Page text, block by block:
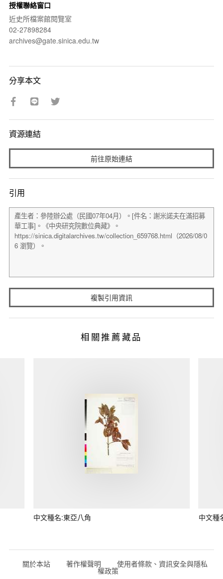
授權聯絡窗口
近史所檔案館閱覽室
02-27898284
archives@gate.sinica.edu.tw
分享本文
資源連結
前往原始連結
引用
複製引用資訊
相關推薦藏品
中文種名:東亞八角 中文種
關於本站 著作權聲明 使用者條款、資訊安全與隱私
權政策